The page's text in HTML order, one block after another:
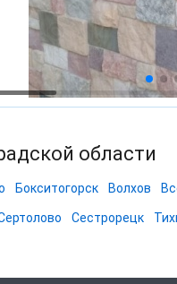
области
Бокситогорск Волхов
Сестрорецк